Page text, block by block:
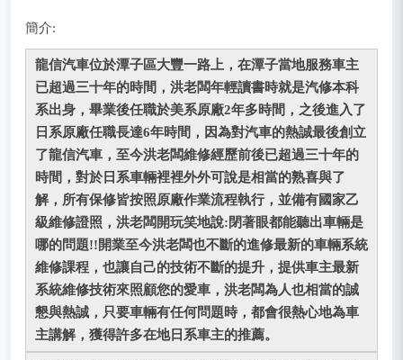
簡介:
龍信汽車位於潭子區大豐一路上，在潭子當地服務車主
已超過三十年的時間，洪老闆年輕讀書時就是汽修本科
系出身，畢業後任職於美系原廠2年多時間，之後進入了
日系原廠任職長達6年時間，因為對汽車的熱誠最後創立
了龍信汽車，至今洪老闆維修經歷前後已超過三十年的
時間，對於日系車輛裡裡外外可說是相當的熟喜與了
解，所有保修皆按照原廠作業流程執行，並備有國家乙
級維修證照，洪老闆開玩笑地說:閉著眼都能聽出車輛是
哪的問題!!開業至今洪老闆也不斷的進修最新的車輛系統
維修課程，也讓自己的技術不斷的提升，提供車主最新
系統維修技術來照顧您的愛車，洪老闆為人也相當的誠
懇與熱誠，只要車輛有任何問題時，都會很熱心地為車
主講解，獲得許多在地日系車主的推薦。